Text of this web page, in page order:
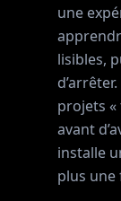
une
lisibles,
projets
avant
installe
plus une